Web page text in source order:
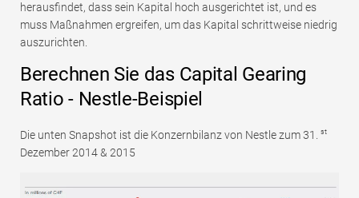
herausfindet, dass sein Kapital hoch ausgerichtet ist, und es
muss Maßnahmen ergreifen, um das Kapital schrittweise niedrig
auszurichten.
Berechnen Sie das Capital Gearing
Ratio - Nestle-Beispiel
Die unten Snapshot ist die Konzernbilanz von Nestle zum 31. st
Dezember 2014 & 2015